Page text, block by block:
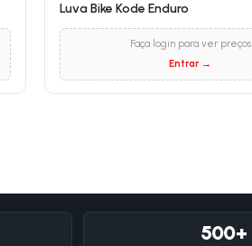
Luva Bike Kode Enduro
Faça login para ver preços
Entrar →
500+